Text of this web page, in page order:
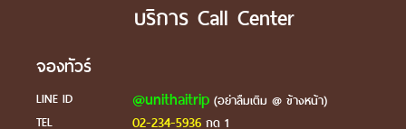
บริการ Call Center
จองทัวร์
LINE ID @unithaitrip(อย่าลืมเติม @ ข้างหน้า)
TEL
02-234-5936กด 1